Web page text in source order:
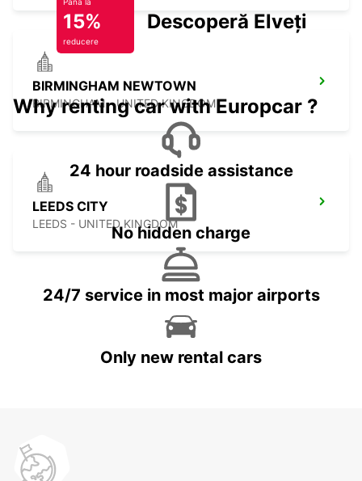
BIRMINGHAM NEWTOWN
BIRMINGHAM - UNITED KINGDOM
LEEDS CITY
LEEDS - UNITED KINGDOM
15%
reducere
Descoperă Elveția
Why renting car with Europcar ?
24 hour roadside assistance
No hidden charge
24/7 service in most major airports
Only new rental cars